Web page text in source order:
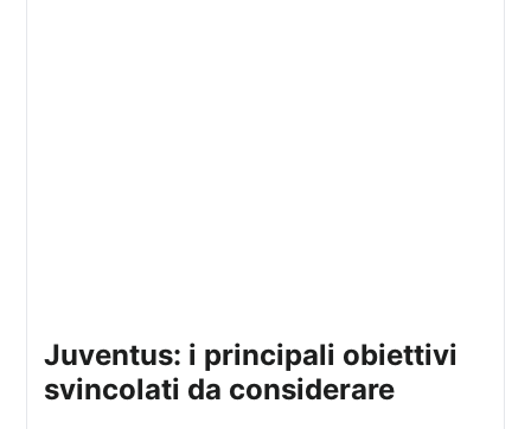
juventus: i principali obiettivi
svincolati da considerare